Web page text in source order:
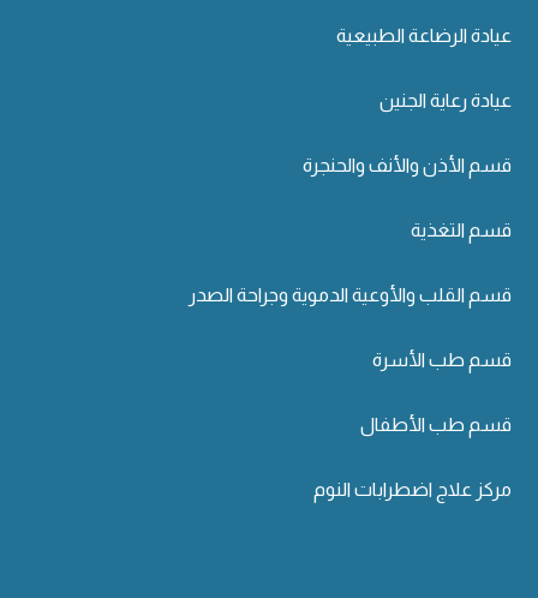
عيادة الرضاعة الطبيعية
عيادة رعاية الجنين
قسم الأذن والأنف والحنجرة
قسم التغذية
قسم القلب والأوعية الدموية وجراحة الصدر
قسم طب الأسرة
قسم طب الأطفال
مركز علاج اضطرابات النوم